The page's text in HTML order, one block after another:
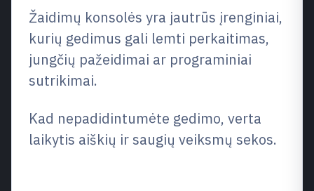
Žaidimų konsolės yra jautrūs įrenginiai,
kurių gedimus gali lemti perkaitimas,
jungčių pažeidimai ar programiniai
sutrikimai.
Kad nepadidintumėte gedimo, verta
laikytis aiškių ir saugių veiksmų sekos.